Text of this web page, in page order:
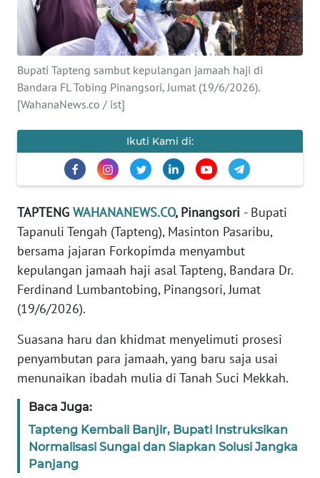
Bupati Tapteng sambut kepulangan jamaah haji di
Bandara FL Tobing Pinangsori, Jumat (19/6/2026).
[WahanaNews.co / ist]
Ikuti Kami di:
TAPTENG WAHANANEWS.CO, Pinangsori - Bupati
Tapanuli Tengah (Tapteng), Masinton Pasaribu,
bersama jajaran Forkopimda menyambut
kepulangan jamaah haji asal Tapteng, Bandara Dr.
Ferdinand Lumbantobing, Pinangsori, Jumat
(19/6/2026).
Suasana haru dan khidmat menyelimuti prosesi
penyambutan para jamaah, yang baru saja usai
menunaikan ibadah mulia di Tanah Suci Mekkah.
Baca Juga:
Tapteng Kembali Banjir, Bupati Instruksikan
Normalisasi Sungai dan Siapkan Solusi Jangka
Panjang
KONTAK
KAMI
INFO
IKLAN
PEDOMAN
MEDIA
SIBER
REDAKSI
KARIR
DISCLAIMER
Wahana
News
Regional
SUMUT
WN